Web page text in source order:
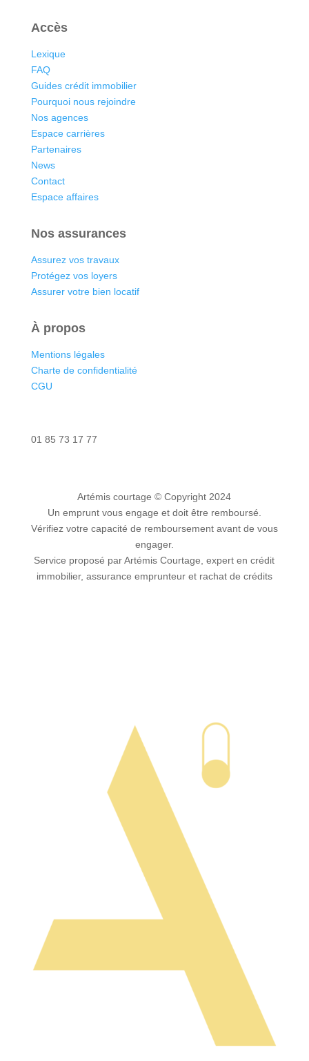
Accès
Lexique
FAQ
Guides crédit immobilier
Pourquoi nous rejoindre
Nos agences
Espace carrières
Partenaires
News
Contact
Espace affaires
Nos assurances
Assurez vos travaux
Protégez vos loyers
Assurer votre bien locatif
À propos
Mentions légales
Charte de confidentialité
CGU
01 85 73 17 77
Artémis courtage© Copyright 2024
Un emprunt vous engage et doit être remboursé.
Vérifiez votre capacité de remboursement avant de vous
engager.
Service proposé par Artémis Courtage, expert en crédit
immobilier, assurance emprunteur et rachat de crédits